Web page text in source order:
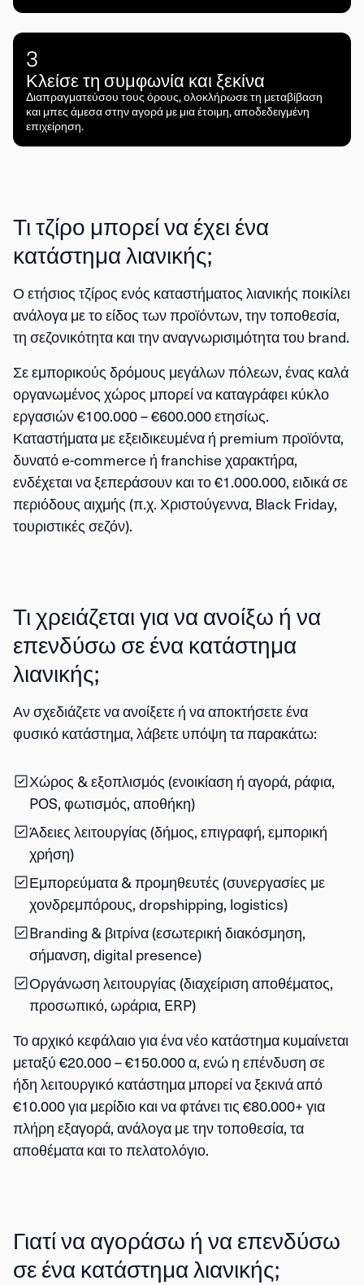
3
Κλείσε τη συμφωνία και ξεκίνα
Διαπραγματεύσου τους όρους, ολοκλήρωσε τη μεταβίβαση
και μπες άμεσα στην αγορά με μια έτοιμη, αποδεδειγμένη
επιχείρηση.
Τι τζίρο μπορεί να έχει ένα
κατάστημα λιανικής;
Ο ετήσιος τζίρος ενός καταστήματος λιανικής ποικίλει
ανάλογα με το είδος των προϊόντων, την τοποθεσία,
τη σεζονικότητα και την αναγνωρισιμότητα του brand.
Σε εμπορικούς δρόμους μεγάλων πόλεων, ένας καλά
οργανωμένος χώρος μπορεί να καταγράφει κύκλο
εργασιών €100.000 – €600.000ετησίως.
Καταστήματα με εξειδικευμένα ή premium προϊόντα,
δυνατό e-commerce ή franchise χαρακτήρα,
ενδέχεται να ξεπεράσουν και το€1.000.000, ειδικά σε
περιόδους αιχμής (π.χ. Χριστούγεννα, Black Friday,
τουριστικές σεζόν).
Τι χρειάζεται για να ανοίξω ή να
επενδύσω σε ένα κατάστημα
λιανικής;
Αν σχεδιάζετε να ανοίξετε ή να αποκτήσετε ένα
φυσικό κατάστημα, λάβετε υπόψη τα παρακάτω:
Χώρος & εξοπλισμός (ενοικίαση ή αγορά, ράφια,
POS, φωτισμός, αποθήκη)
Άδειες λειτουργίας (δήμος, επιγραφή, εμπορική
χρήση)
Εμπορεύματα & προμηθευτές (συνεργασίες με
χονδρεμπόρους, dropshipping, logistics)
Branding & βιτρίνα (εσωτερική διακόσμηση,
σήμανση, digital presence)
Οργάνωση λειτουργίας (διαχείριση αποθέματος,
προσωπικό, ωράρια, ERP)
Το αρχικό κεφάλαιο για ένα νέο κατάστημα κυμαίνεται
μεταξύ €20.000 – €150.000α, ενώ η επένδυση σε
ήδη λειτουργικό κατάστημα μπορεί να ξεκινά από
€10.000 για μερίδιο και να φτάνει τις €80.000+ για
πλήρη εξαγορά, ανάλογα με την τοποθεσία, τα
αποθέματα και το πελατολόγιο.
Γιατί να αγοράσω ή να επενδύσω
σε ένα κατάστημα λιανικής;